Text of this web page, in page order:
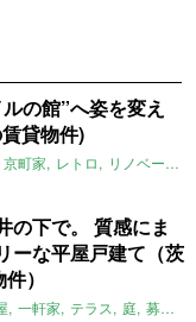
の館”へ姿を変え
貸物件)
京町家 レトロ リノベーション
の下で。 質感にま
ーな平屋戸建て（茨
）
一軒家 テラス 庭 募集中